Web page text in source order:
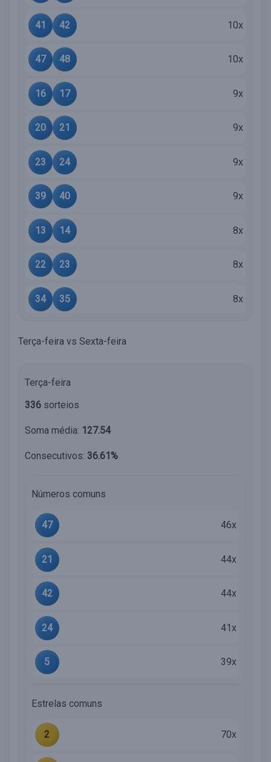
41 42 10x
47 48 10x
16 17 9x
20 21 9x
23 24 9x
39 40 9x
13 14 8x
22 23 8x
34 35 8x
Terça-feira vs Sexta-feira
Terça-feira
336 sorteios
Soma média: 127.54
Consecutivos: 36.61%
Números comuns
47 46x
21 44x
42 44x
24 41x
5 39x
Estrelas comuns
2 70x